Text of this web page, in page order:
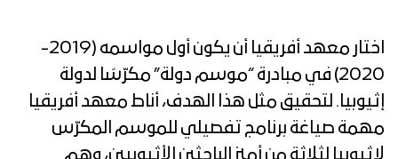
اختار معهد أفريقيا أن يكون أول مواسمه (2019-
2020) في مبادرة “موسم دولة” مكرّسًا لدولة
إثيوبيا. لتحقيق مثل هذا الهدف، أناط معهد أفريقيا
مهمة صياغة برنامج تفصيلي للموسم المكرّس